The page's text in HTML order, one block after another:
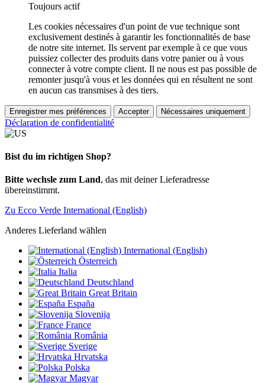
Toujours actif
Les cookies nécessaires d'un point de vue technique sont
exclusivement destinés à garantir les fonctionnalités de base
de notre site internet. Ils servent par exemple à ce que vous
puissiez collecter des produits dans votre panier ou à vous
connecter à votre compte client. Il ne nous est pas possible de
remonter jusqu'à vous et les données qui en résultent ne sont
en aucun cas transmises à des tiers.
Enregistrer mes préférences Accepter Nécessaires uniquement
Déclaration de confidentialité
Bist du im richtigen Shop?
Bitte wechsle zum Land, das mit deiner Lieferadresse
übereinstimmt.
Zu Ecco Verde International (English)
Anderes Lieferland wählen
International (English)
Österreich
Italia
Deutschland
Great Britain
España
Slovenija
France
România
Sverige
Hrvatska
Polska
Magyar